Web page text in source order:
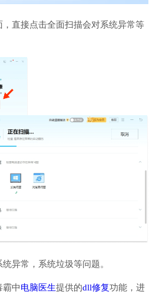
直接点击全面扫描会对系统异常等
异常，系统垃圾等问题。
霸中电脑医生提供的dll修复功能，进